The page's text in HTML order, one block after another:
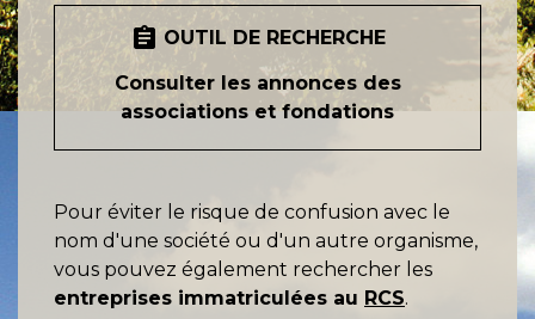
assignment OUTIL DE RECHERCHE
Consulter les annonces des
associations et fondations
Pour éviter le risque de confusion avec le
nom d'une société ou d'un autre organisme,
vous pouvez également rechercher les
entreprises immatriculées au RCS.